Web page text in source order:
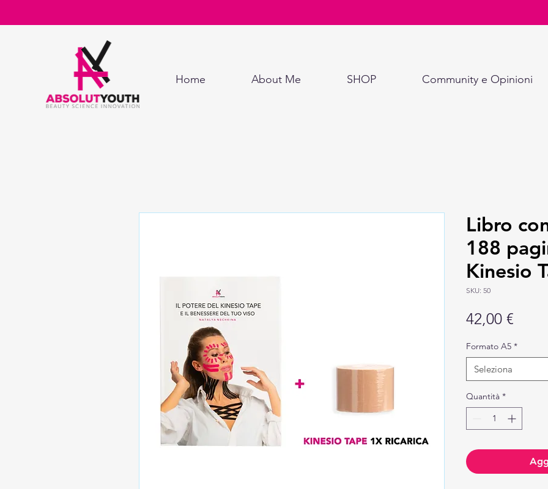
Home About Me SHOP Community e Opinioni
Libro
188
Kinesio
SKU: 50
42,00 €
Formato A5 *
Seleziona
Quantità *